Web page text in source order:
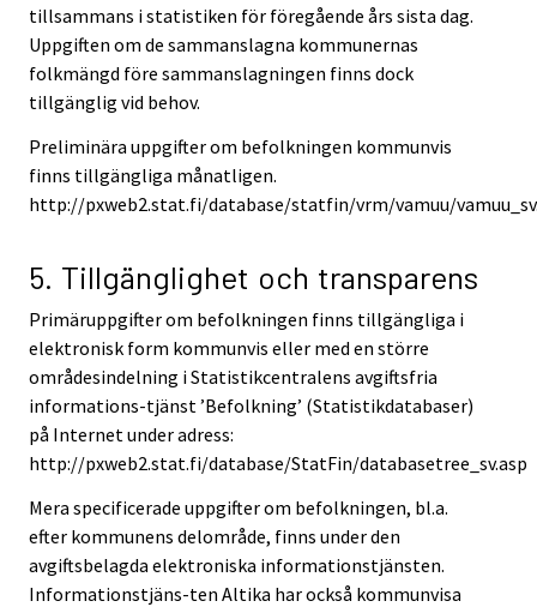
tillsammans i statistiken för föregående års sista dag.
Uppgiften om de sammanslagna kommunernas
folkmängd före sammanslagningen finns dock
tillgänglig vid behov.
Preliminära uppgifter om befolkningen kommunvis
finns tillgängliga månatligen.
http://pxweb2.stat.fi/database/statfin/vrm/vamuu/
5. Tillgänglighet och transparens
Primäruppgifter om befolkningen finns tillgängliga i
elektronisk form kommunvis eller med en större
områdesindelning i Statistikcentralens avgiftsfria
informations-tjänst ’Befolkning’ (Statistikdatabaser)
på Internet under adress:
http://pxweb2.stat.fi/database/StatFin/databasetree_sv.asp
Mera specificerade uppgifter om befolkningen, bl.a.
efter kommunens delområde, finns under den
avgiftsbelagda elektroniska informationstjänsten.
Informationstjäns-ten Altika har också kommunvisa